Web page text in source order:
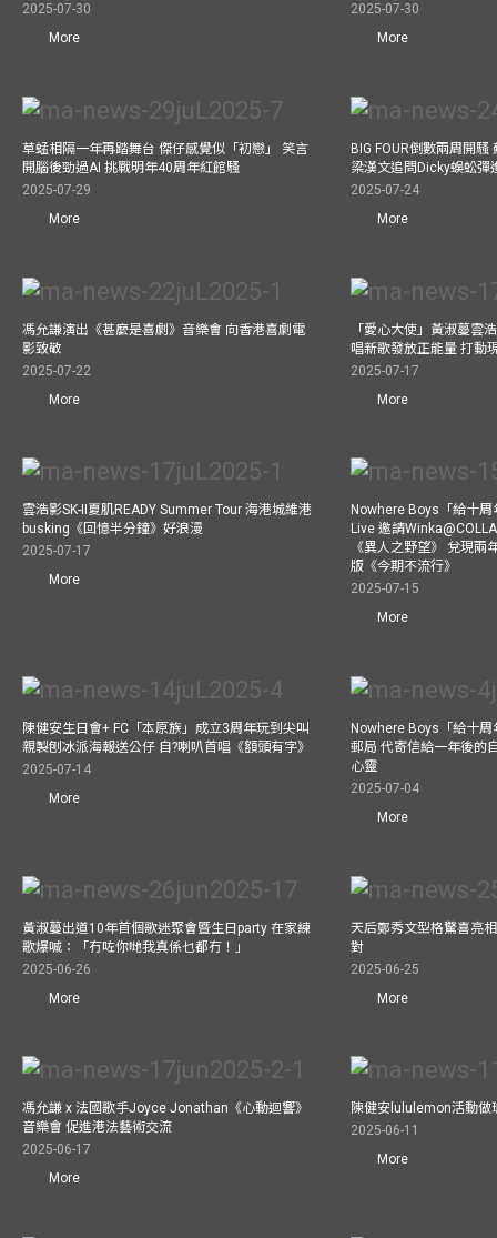
2025-07-30
More
2025-07-30
More
草蜢相隔一年再踏舞台 傑仔感覺似「初戀」 笑言
開腦後勁過AI 挑戰明年40周年紅館騷
2025-07-29
More
BIG FOUR倒數兩周開
梁漢文追問Dicky蜈蚣彈
2025-07-24
More
馮允謙演出《甚麼是喜劇》音樂會 向香港喜劇電
影致敬
2025-07-22
More
「愛心大使」黃淑蔓雲
唱新歌發放正能量 打動
2025-07-17
More
雲浩影SK-II夏肌READY Summer Tour 海港城維港
busking《回憶半分鐘》好浪漫
2025-07-17
More
Nowhere Boys「給十
Live 邀請
《異人之野望》 兌現兩
版《今期不流行》
2025-07-15
More
陳健安生日會+ FC「本原族」成立3周年玩到尖叫
親製刨冰派海報送公仔 自?喇叭首唱《額頭有字》
2025-07-14
More
Nowhere Boys「給十
郵局 代寄信給一年後的
心靈
2025-07-04
More
黃淑蔓出道10年首個歌迷聚會暨生日party 在家練
歌爆喊：「冇咗你哋我真係乜都冇！」
2025-06-26
More
天后鄭秀文型格驚喜亮
對
2025-06-25
More
馮允謙 x 法國歌手Joyce Jonathan《心動迴響》
音樂會 促進港法藝術交流
2025-06-17
More
陳健安lululemon活動做
2025-06-11
More